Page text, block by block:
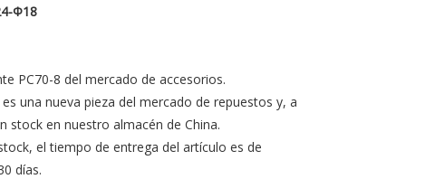
Φ18
PC70-8 del mercado de accesorios.
una nueva pieza del mercado de repuestos y, a
stock en nuestro almacén de China.
el tiempo de entrega del artículo es de
días.